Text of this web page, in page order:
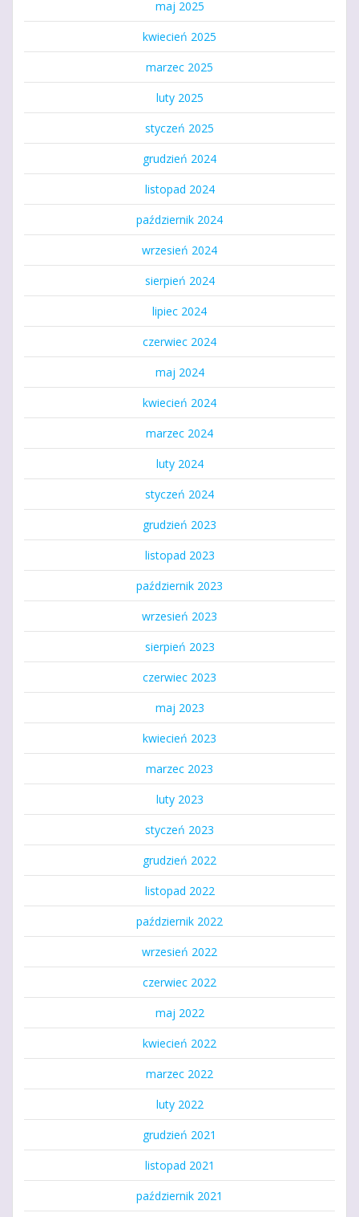
maj 2025
kwiecień 2025
marzec 2025
luty 2025
styczeń 2025
grudzień 2024
listopad 2024
październik 2024
wrzesień 2024
sierpień 2024
lipiec 2024
czerwiec 2024
maj 2024
kwiecień 2024
marzec 2024
luty 2024
styczeń 2024
grudzień 2023
listopad 2023
październik 2023
wrzesień 2023
sierpień 2023
czerwiec 2023
maj 2023
kwiecień 2023
marzec 2023
luty 2023
styczeń 2023
grudzień 2022
listopad 2022
październik 2022
wrzesień 2022
czerwiec 2022
maj 2022
kwiecień 2022
marzec 2022
luty 2022
grudzień 2021
listopad 2021
październik 2021